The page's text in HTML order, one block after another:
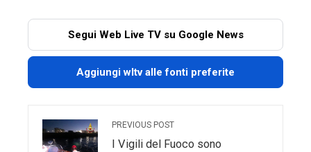
Segui Web Live TV su Google News
Aggiungi wltv alle fonti preferite
PREVIOUS POST
I Vigili del Fuoco sono